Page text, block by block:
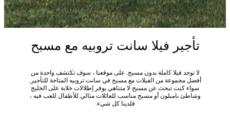
تأجير فيلا سانت تروبيه مع مسبح
لا توجد فيلا كاملة بدون مسبح. على موقعنا ، سوف تكتشف واحدة من
أفضل مجموعة من الفيلات مع مسبح في سانت تروبيه المتاحة للتأجير.
سواء كنت تبحث عن مسبح لا متناهي يوفر إطلالات خلابة على الخليج
وشاطئ بامبلون أو مسبح مناسب للعائلات مثالي للأطفال للعب فيه ،
فلدينا كل شيء.